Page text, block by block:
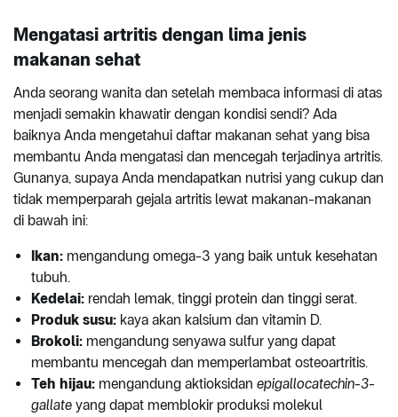
Mengatasi artritis dengan lima jenis
makanan sehat
Anda seorang wanita dan setelah membaca informasi di atas
menjadi semakin khawatir dengan kondisi sendi? Ada
baiknya Anda mengetahui daftar makanan sehat yang bisa
membantu Anda mengatasi dan mencegah terjadinya artritis.
Gunanya, supaya Anda mendapatkan nutrisi yang cukup dan
tidak memperparah gejala artritis lewat makanan-makanan
di bawah ini:
Ikan: mengandung omega-3 yang baik untuk kesehatan
tubuh.
Kedelai: rendah lemak, tinggi protein dan tinggi serat.
Produk susu: kaya akan kalsium dan vitamin D.
Brokoli: mengandung senyawa sulfur yang dapat
membantu mencegah dan memperlambat osteoartritis.
Teh hijau: mengandung aktioksidan epigallocatechin-3-
gallate yang dapat memblokir produksi molekul